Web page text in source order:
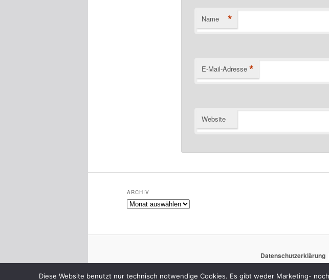
Name *
E-Mail-Adresse *
Website
ARCHIV
Archiv
Datenschutzerklärung
Diese Website benutzt nur technisch notwendige Cookies. Es gibt weder Marketing-